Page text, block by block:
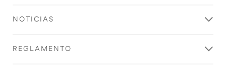
NOTICIAS
REGLAMENTO